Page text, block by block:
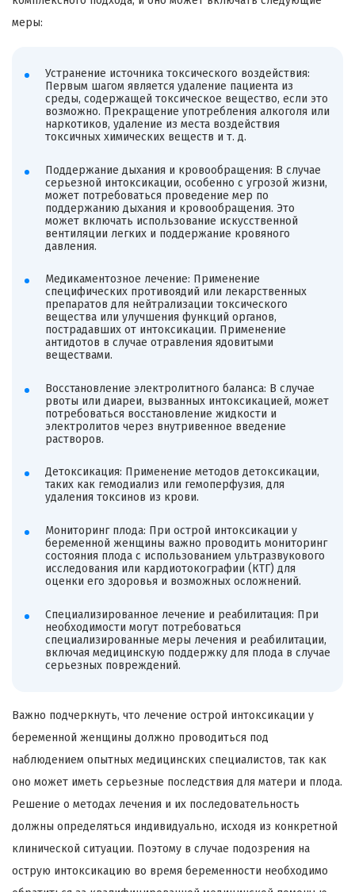
меры:
Устранение источника токсического воздействия:
Первым шагом является удаление пациента из
среды, содержащей токсическое вещество, если это
возможно. Прекращение употребления алкоголя или
наркотиков, удаление из места воздействия
токсичных химических веществ и т. д.
Поддержание дыхания и кровообращения: В случае
серьезной интоксикации, особенно с угрозой жизни,
может потребоваться проведение мер по
поддержанию дыхания и кровообращения. Это
может включать использование искусственной
вентиляции легких и поддержание кровяного
давления.
Медикаментозное лечение: Применение
специфических противоядий или лекарственных
препаратов для нейтрализации токсического
вещества или улучшения функций органов,
пострадавших от интоксикации. Применение
антидотов в случае отравления ядовитыми
веществами.
Восстановление электролитного баланса: В случае
рвоты или диареи, вызванных интоксикацией, может
потребоваться восстановление жидкости и
электролитов через внутривенное введение
растворов.
Детоксикация: Применение методов детоксикации,
таких как гемодиализ или гемоперфузия, для
удаления токсинов из крови.
Мониторинг плода: При острой интоксикации у
беременной женщины важно проводить мониторинг
состояния плода с использованием ультразвукового
исследования или кардиотокографии (КТГ) для
оценки его здоровья и возможных осложнений.
Специализированное лечение и реабилитация: При
необходимости могут потребоваться
специализированные меры лечения и реабилитации,
включая медицинскую поддержку для плода в случае
серьезных повреждений.
Важно подчеркнуть, что лечение острой интоксикации у
беременной женщины должно проводиться под
наблюдением опытных медицинских специалистов, так как
оно может иметь серьезные последствия для матери и плода.
Решение о методах лечения и их последовательность
должны определяться индивидуально, исходя из конкретной
клинической ситуации. Поэтому в случае подозрения на
острую интоксикацию во время беременности необходимо